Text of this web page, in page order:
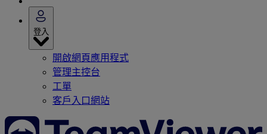
登入
開啟網頁應用程式
管理主控台
工單
客戶入口網站